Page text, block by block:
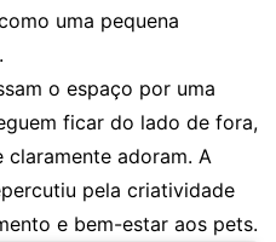
uma pequena
o espaço por uma
ficar do lado de fora,
claramente adoram. A
pela criatividade
e bem-estar aos pets.